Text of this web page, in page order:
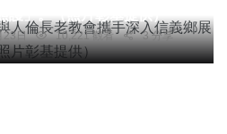
23日 10,221 觀看 3 分享